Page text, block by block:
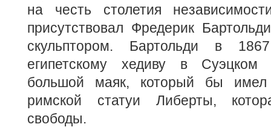
на честь столетия
присутствовал Фредерик
скульптором. Бартольди в
египетскому хедиву в Суэцком
большой маяк, который бы имел
римской статуи Либерты,
свободы.